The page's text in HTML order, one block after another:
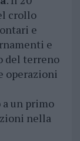
crollo
e
e
del terreno
operazioni
un primo
nella